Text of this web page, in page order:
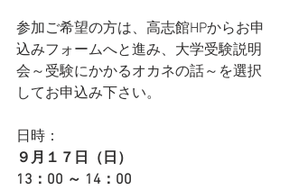
参加ご希望の方は、高志館HPからお申
込みフォームへと進み、大学受験説明
会～受験にかかるオカネの話～を選択
してお申込み下さい。
日時：
９月１７日（日）
​13：00 ～ 14：00